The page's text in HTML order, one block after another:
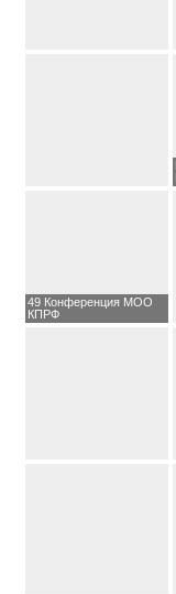
49 Конференция МОО
КПРФ